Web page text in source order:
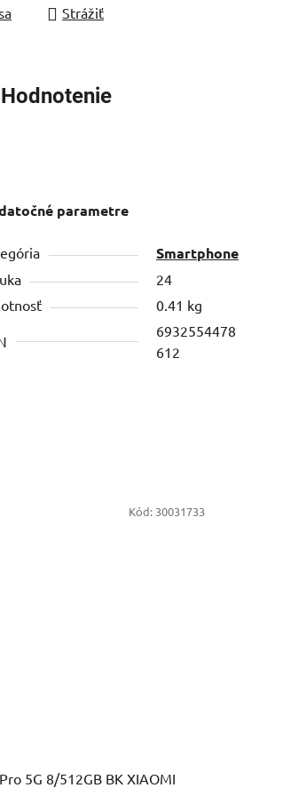
Strážiť
Hodnotenie
parametre
Smartphone
24
0.41 kg
6932554478
612
5G 8/512GB BK XIAOMI
Kód: 30031733